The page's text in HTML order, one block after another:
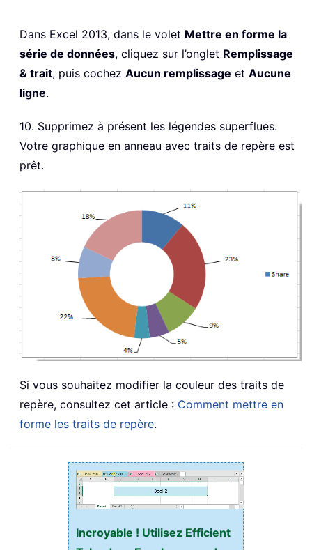
Dans Excel 2013, dans le volet Mettre en forme la
série de données, cliquez sur l’onglet Remplissage
& trait, puis cochez Aucun remplissage et Aucune
ligne.
10. Supprimez à présent les légendes superflues.
Votre graphique en anneau avec traits de repère est
prêt.
Si vous souhaitez modifier la couleur des traits de
repère, consultez cet article : Comment mettre en
forme les traits de repère.
Incroyable ! Utilisez Efficient